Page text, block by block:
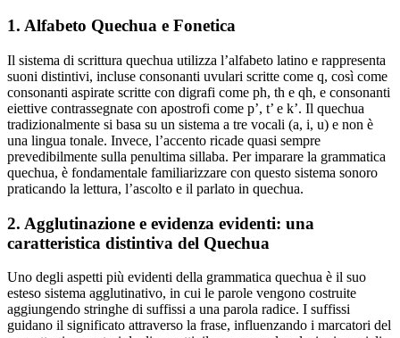
1. Alfabeto Quechua e Fonetica
Il sistema di scrittura quechua utilizza l’alfabeto latino e rappresenta
suoni distintivi, incluse consonanti uvulari scritte come q, così come
consonanti aspirate scritte con digrafi come ph, th e qh, e consonanti
eiettive contrassegnate con apostrofi come p’, t’ e k’. Il quechua
tradizionalmente si basa su un sistema a tre vocali (a, i, u) e non è
una lingua tonale. Invece, l’accento ricade quasi sempre
prevedibilmente sulla penultima sillaba. Per imparare la grammatica
quechua, è fondamentale familiarizzare con questo sistema sonoro
praticando la lettura, l’ascolto e il parlato in quechua.
2. Agglutinazione e evidenza evidenti: una
caratteristica distintiva del Quechua
Uno degli aspetti più evidenti della grammatica quechua è il suo
esteso sistema agglutinativo, in cui le parole vengono costruite
aggiungendo stringhe di suffissi a una parola radice. I suffissi
guidano il significato attraverso la frase, influenzando i marcatori del